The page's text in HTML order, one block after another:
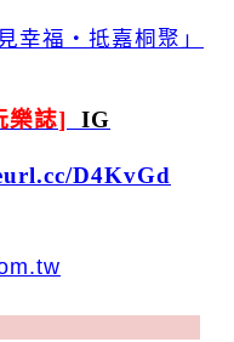
樂誌] IG
D4KvGd
讀